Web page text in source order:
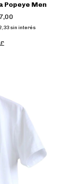
Popeye Men
sin interés